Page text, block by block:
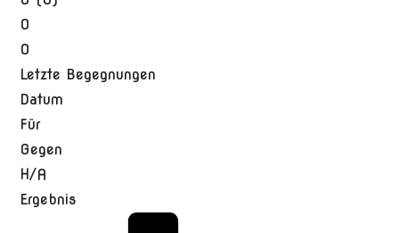
0
0
Letzte Begegnungen
Datum
Für
Gegen
H/A
Ergebnis